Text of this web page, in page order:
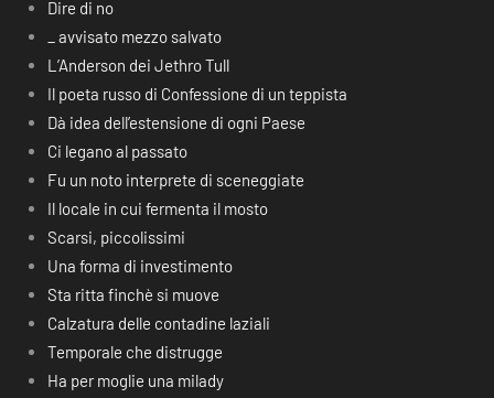
Dire di no
_ avvisato mezzo salvato
L’Anderson dei Jethro Tull
Il poeta russo di Confessione di un teppista
Dà idea dell’estensione di ogni Paese
Ci legano al passato
Fu un noto interprete di sceneggiate
Il locale in cui fermenta il mosto
Scarsi, piccolissimi
Una forma di investimento
Sta ritta finchè si muove
Calzatura delle contadine laziali
Temporale che distrugge
Ha per moglie una milady